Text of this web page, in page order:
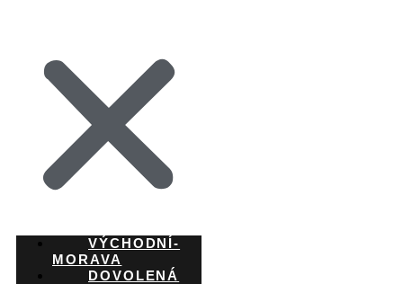
VÝCHODNÍ-
MORAVA
DOVOLENÁ